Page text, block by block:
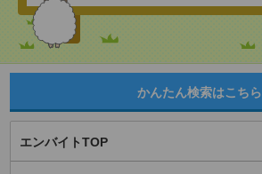
かんたん検索はこちら
エンバイトTOP